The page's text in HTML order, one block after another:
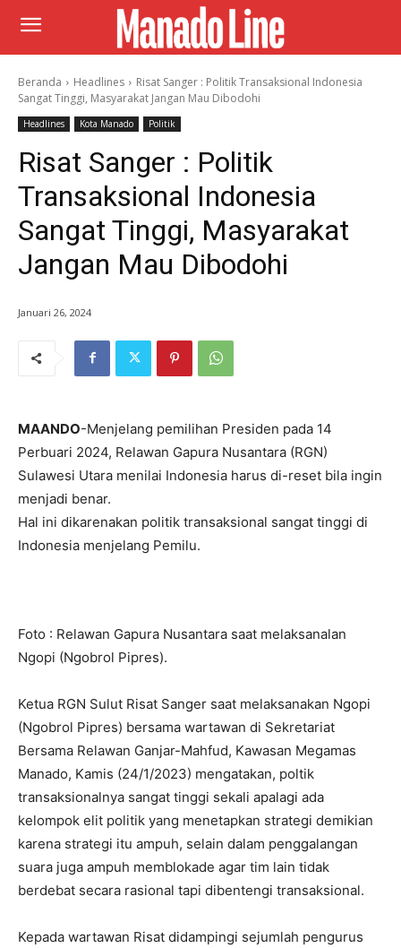
Beranda Headlines
Risat Sanger : Politik Transaksional Indonesia
Sangat Tinggi, Masyarakat Jangan Mau Dibodohi
Headlines Kota Manado Politik
Risat Sanger : Politik
Transaksional Indonesia
Sangat Tinggi, Masyarakat
Jangan Mau Dibodohi
Januari 26, 2024
MAANDO-Menjelang pemilihan Presiden pada 14
Perbuari 2024, Relawan Gapura Nusantara (RGN)
Sulawesi Utara menilai Indonesia harus di-reset bila ingin
menjadi benar.
Hal ini dikarenakan politik transaksional sangat tinggi di
Indonesia menjelang Pemilu.
Foto : Relawan Gapura Nusantara saat melaksanalan
Ngopi (Ngobrol Pipres).
Ketua RGN Sulut Risat Sanger saat melaksanakan Ngopi
(Ngobrol Pipres) bersama wartawan di Sekretariat
Bersama Relawan Ganjar-Mahfud, Kawasan Megamas
Manado, Kamis (24/1/2023) mengatakan, poltik
transaksionalnya sangat tinggi sekali apalagi ada
kelompok elit politik yang menetapkan strategi demikian
karena strategi itu ampuh, selain dalam penggalangan
suara juga ampuh memblokade agar tim lain tidak
berdebat secara rasional tapi dibentengi transaksional.
Kepada wartawan Risat didampingi sejumlah pengurus